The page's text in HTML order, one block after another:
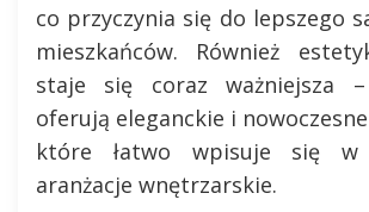
co przyczynia się do lepszego
mieszkańców. Również
staje się coraz ważniejsza
oferują eleganckie i
które łatwo wpisuje się w
aranżacje wnętrzarskie.